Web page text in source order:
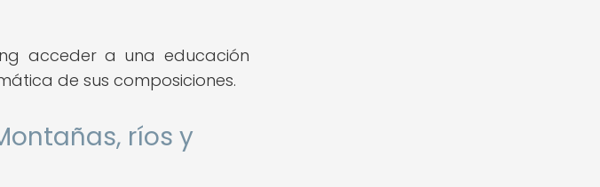
acceder a una educación
de sus composiciones.
ríos y